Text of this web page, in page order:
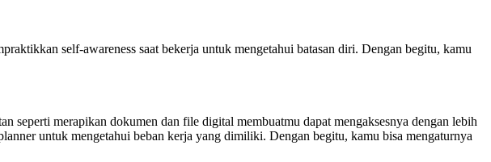
self-awareness saat bekerja untuk mengetahui batasan diri. Dengan begitu, kamu
seperti merapikan dokumen dan file digital membuatmu dapat mengaksesnya dengan lebih
untuk mengetahui beban kerja yang dimiliki. Dengan begitu, kamu bisa mengaturnya